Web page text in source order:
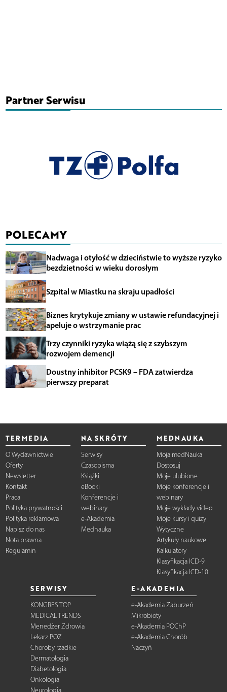
Partner Serwisu
POLECAMY
Nadwaga i otyłość w dzieciństwie to wyższe ryzyko
bezdzietności w wieku dorosłym
Szpital w Miastku na skraju upadłości
Biznes krytykuje zmiany w ustawie refundacyjnej i
apeluje o wstrzymanie prac
Trzy czynniki ryzyka wiążą się z szybszym
rozwojem demencji
Doustny inhibitor PCSK9 – FDA zatwierdza
pierwszy preparat
TERMEDIA
O Wydawnictwie
Oferty
Newsletter
Kontakt
Praca
Polityka prywatności
Polityka reklamowa
Napisz do nas
Nota prawna
Regulamin
NA SKRÓTY
Serwisy
Czasopisma
Książki
eBooki
Konferencje i
webinary
e-Akademia
Mednauka
MEDNAUKA
Moja medNauka
Dostosuj
Moje ulubione
Moje konferencje i
webinary
Moje wykłady video
Moje kursy i quizy
Wytyczne
Artykuły naukowe
Kalkulatory
Klasyfikacja ICD-9
Klasyfikacja ICD-10
SERWISY
KONGRES TOP
MEDICAL TRENDS
Menedżer Zdrowia
Lekarz POZ
Choroby rzadkie
Dermatologia
Diabetologia
Onkologia
E-AKADEMIA
e-Akademia Zaburzeń
Mikrobioty
e-Akademia POChP
e-Akademia Chorób
Naczyń